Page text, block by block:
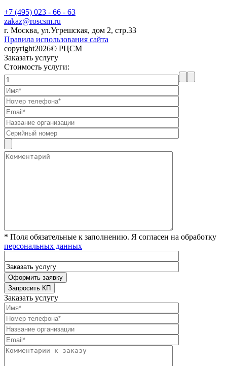
+7 (495) 023 - 66 - 63
zakaz@roscsm.ru
г. Москва, ул.Угрешская, дом 2, стр.33
Правила использования сайта
copyright2026© РЦСМ
Заказать услугу
Стоимость услуги:
* Поля обязательные к заполнению. Я согласен на обработку
персональных данных
Заказать услугу